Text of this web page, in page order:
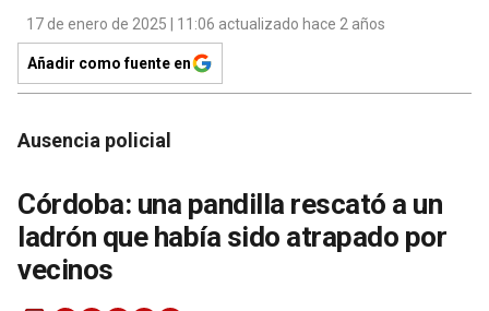
17 de enero de 2025 | 11:06 actualizado hace 2 años
Añadir como fuente en
Ausencia policial
Córdoba: una pandilla rescató a un
ladrón que había sido atrapado por
vecinos